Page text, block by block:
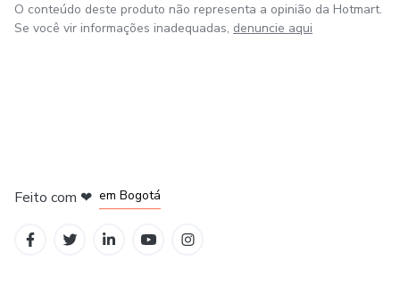
O conteúdo deste produto não representa a opinião da Hotmart.
Se você vir informações inadequadas, denuncie aqui
Feito com ❤ em Bogotá